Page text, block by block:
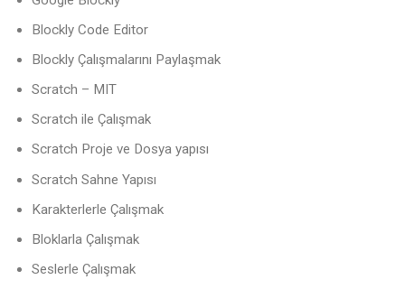
Blockly Code Editor
Blockly Çalışmalarını Paylaşmak
Scratch – MIT
Scratch ile Çalışmak
Scratch Proje ve Dosya yapısı
Scratch Sahne Yapısı
Karakterlerle Çalışmak
Bloklarla Çalışmak
Seslerle Çalışmak